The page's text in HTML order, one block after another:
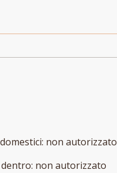
: non autorizzato
: non autorizzato